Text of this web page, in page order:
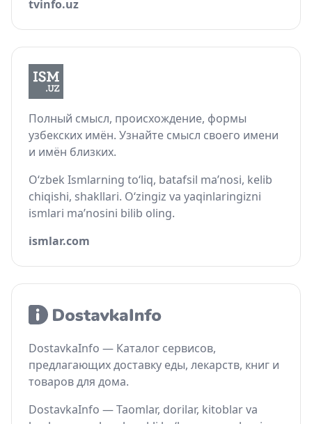
tvinfo.uz
Полный смысл, происхождение, формы
узбекских имён. Узнайте смысл своего имени
и имён близких.
O‘zbek Ismlarning to‘liq, batafsil ma’nosi, kelib
chiqishi, shakllari. O‘zingiz va yaqinlaringizni
ismlari ma’nosini bilib oling.
ismlar.com
DostavkaInfo — Каталог сервисов,
предлагающих доставку еды, лекарств, книг и
товаров для дома.
DostavkaInfo — Taomlar, dorilar, kitoblar va